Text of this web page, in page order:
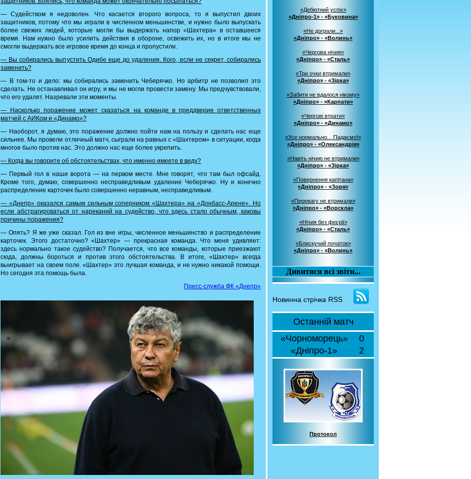
— Судейством я недоволен. Что касается второго вопроса, то я выпустил двоих
защитников, потому что мы играли в численном меньшинстве, и нужно было выпускать
более свежих людей, которые могли бы выдержать напор «Шахтера» в оставшееся
время. Нам нужно было усилить действия в обороне, освежить их, но в итоге мы не
смогли выдержать все игровое время до конца и пропустили.
— Вы собирались выпустить Одибе еще до удаления. Кого, если не секрет, собирались
заменить?
— В том-то и дело: мы собирались заменить Чеберячко. Но арбитр не позволил это
сделать. Не останавливал он игру, и мы не могли провести замену. Мы предчувствовали,
что его удалят. Назревали эти моменты.
— Насколько поражение может сказаться на команде в преддверие ответственных
матчей с АИКом и «Динамо»?
— Наоборот, я думаю, это поражение должно пойти нам на пользу и сделать нас еще
сильнее. Мы провели отличный матч, сыграли на равных с «Шахтером» в ситуации, когда
многое было против нас. Это должно нас еще более укрепить.
— Когда вы говорите об обстоятельствах, что именно имеете в виду?
— Первый гол в наши ворота — на первом месте. Мне говорят, что там был офсайд.
Кроме того, думаю, совершенно несправедливым удаление Чеберячко. Ну и конечно
распределение карточек было совершенно неравным, несправедливым.
— «Днепр» оказался самым сильным соперником «Шахтера» на «Донбасс-Арене». Но
если абстрагироваться от нареканий на судейство, что здесь стало обычным, каковы
причины поражения?
— Опять? Я же уже сказал. Гол из вне игры, численное меньшинство и распределение
карточек. Этого достаточно? «Шахтер» — прекрасная команда. Что меня удивляет:
здесь нормально такое судейство? Получается, что все команды, которые приезжают
сюда, должны бороться и против этого обстоятельства. В итоге, «Шахтер» всегда
выигрывает на своем поле. «Шахтер» это лучшая команда, и не нужно никакой помощи.
Но сегодня эта помощь была.
Пресс-служба ФК «Днепр»
«Дебютний успіх»
«Дніпро-1» - «Буковина»
«Не дограли...»
«Дніпро» - «Волинь»
«Чергова нічия»
«Дніпро» - «Сталь»
«Три очки втримали»
«Дніпро» - «Зірка»
«Забити не вдалося нікому»
«Дніпро» - «Карпати»
«Чергові втрати»
«Дніпро» - «Динамо»
«Усе нормально... Падаємо!»
«Дніпро» - «Олександрія»
«Навіть нічию не втримали»
«Дніпро» - «Зірка»
«Повернення капітана»
«Дніпро» - «Зоря»
«Перевагу не втримали»
«Дніпро» - «Ворскла»
«Нічия без феєрії»
«Дніпро» - «Сталь»
«Блискучий початок»
«Дніпро» - «Волинь»
Дивитися всі звіти...
Новинна стрічка RSS
Останній матч
«Чорноморець»
0
«Дніпро-1»
2
Протокол